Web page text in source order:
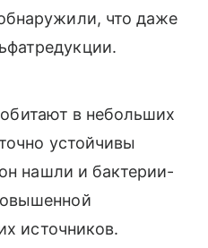
что даже
в небольших
устойчивы
нашли и бактерии-
источников.